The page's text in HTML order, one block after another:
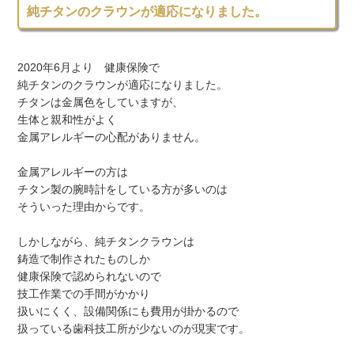
純チタンのクラウンが適応になりました。
2020年6月より 健康保険で
純チタンのクラウンが適応になりました。
チタンは金属色をしていますが、
生体と親和性がよく
金属アレルギーの心配がありません。
金属アレルギーの方は
チタン製の腕時計をしている方が多いのは
そういった理由からです。
しかしながら、純チタンクラウンは
鋳造で制作されたものしか
健康保険で認められないので
技工作業での手間がかかり
扱いにくく、設備関係にも費用が掛かるので
扱っている歯科技工所が少ないのが現実です。